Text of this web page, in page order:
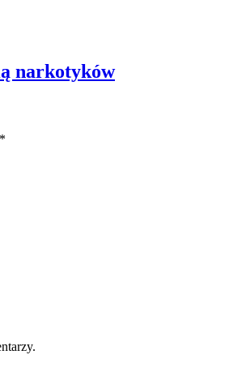
narkotyków
*